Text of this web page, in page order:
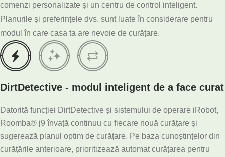
comenzi personalizate și un centru de control inteligent.
Planurile și preferințele dvs. sunt luate în considerare pentru
modul în care casa ta are nevoie de curățare.
DirtDetective - modul inteligent de a face curat
Datorită funcției DirtDetective și sistemului de operare iRobot,
Roomba® j9 învață continuu cu fiecare nouă curățare și
sugerează planul optim de curățare. Pe baza cunoștințelor din
curățările anterioare, prioritizează automat curățarea pentru